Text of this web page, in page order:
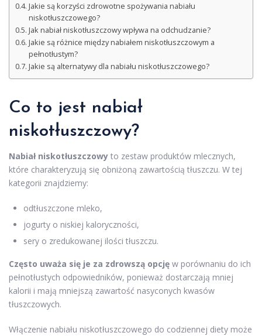
Jakie są korzyści zdrowotne spożywania nabiału
niskotłuszczowego?
Jak nabiał niskotłuszczowy wpływa na odchudzanie?
Jakie są różnice między nabiałem niskotłuszczowym a
pełnotłustym?
Jakie są alternatywy dla nabiału niskotłuszczowego?
Co to jest nabiał
niskotłuszczowy?
Nabiał niskotłuszczowy to zestaw produktów mlecznych,
które charakteryzują się obniżoną zawartością tłuszczu. W tej
kategorii znajdziemy:
odtłuszczone mleko,
jogurty o niskiej kaloryczności,
sery o zredukowanej ilości tłuszczu.
Często uważa się je za zdrowszą opcję w porównaniu do ich
pełnotłustych odpowiedników, ponieważ dostarczają mniej
kalorii i mają mniejszą zawartość nasyconych kwasów
tłuszczowych.
Włączenie nabiału niskotłuszczowego do codziennej diety może